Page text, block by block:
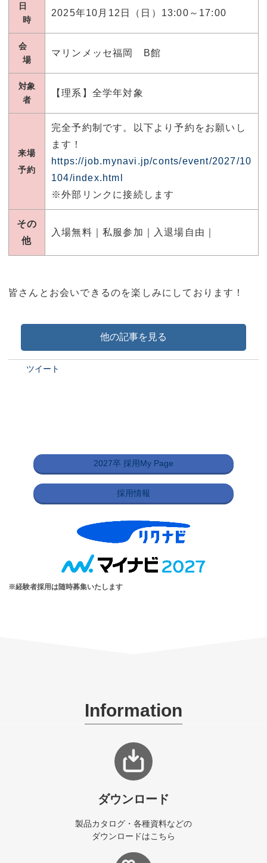
日
時
2025年10月12日（日）13:00～17:00
会
場
マリンメッセ福岡 B館
対象
者
【理系】全学年対象
来場
予約
完全予約制です。以下より予約をお願いし
ます！
https://job.mynavi.jp/conts/event/2027/10
104/index.html
※外部リンクに接続します
その
他
入場無料｜私服参加｜入退場自由｜
皆さんとお会いできるのを楽しみにしております！
他の記事を見る
ツイート
2027卒 採用My Page
採用情報
※経験者採用は随時募集いたします
Information
ダウンロード
製品カタログ・各種資料などの
ダウンロードはこちら